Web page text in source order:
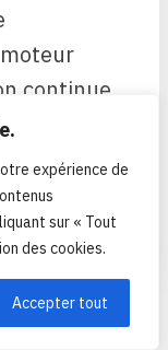
expérience de
sur « Tout
des cookies.
Accepter tout
continue
à
dans un